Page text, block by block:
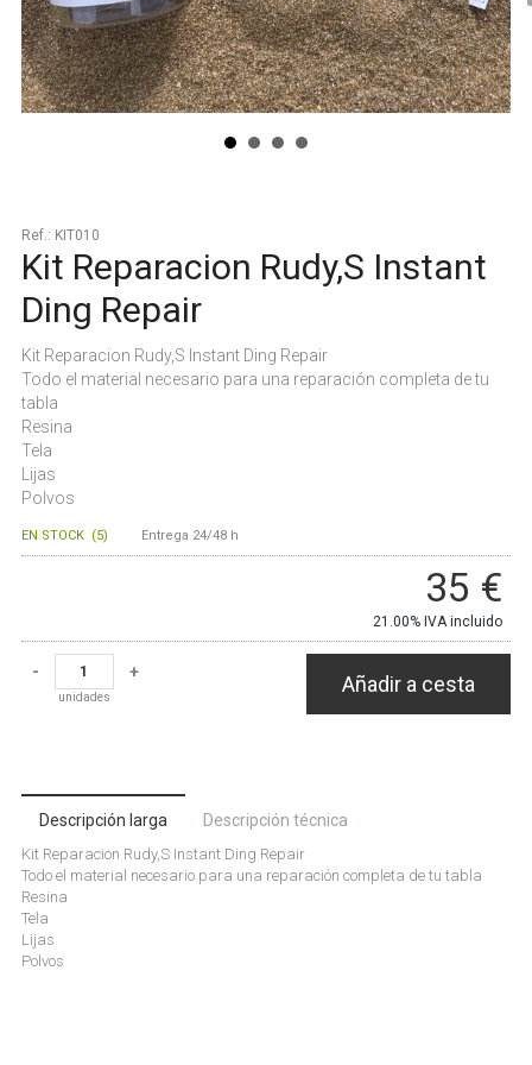
Ref.: KIT010
Kit Reparacion Rudy,S Instant
Ding Repair
Kit Reparacion Rudy,S Instant Ding Repair
Todo el material necesario para una reparación completa de tu
tabla
Resina
Tela
Lijas
Polvos
EN STOCK (5) Entrega 24/48 h
35 €
21.00% IVA incluido
-
unidades
+ Añadir a cesta
Descripción larga Descripción técnica
Kit Reparacion Rudy,S Instant Ding Repair
Todo el material necesario para una reparación completa de tu tabla
Resina
Tela
Lijas
Polvos